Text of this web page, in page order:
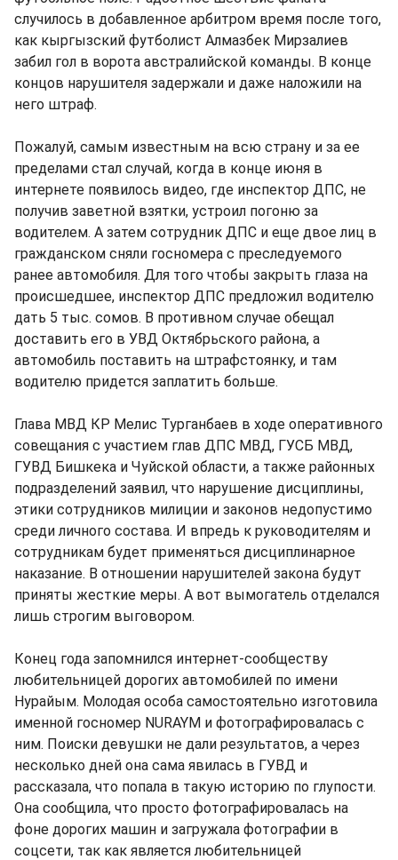
случилось в добавленное арбитром время после того,
как кыргызский футболист Алмазбек Мирзалиев
забил гол в ворота австралийской команды. В конце
концов нарушителя задержали и даже наложили на
него штраф.
Пожалуй, самым известным на всю страну и за ее
пределами стал случай, когда в конце июня в
интернете появилось видео, где инспектор ДПС, не
получив заветной взятки, устроил погоню за
водителем. А затем сотрудник ДПС и еще двое лиц в
гражданском сняли госномера с преследуемого
ранее автомобиля. Для того чтобы закрыть глаза на
происшедшее, инспектор ДПС предложил водителю
дать 5 тыс. сомов. В противном случае обещал
доставить его в УВД Октябрьского района, а
автомобиль поставить на штрафстоянку, и там
водителю придется заплатить больше.
Глава МВД КР Мелис Турганбаев в ходе оперативного
совещания с участием глав ДПС МВД, ГУСБ МВД,
ГУВД Бишкека и Чуйской области, а также районных
подразделений заявил, что нарушение дисциплины,
этики сотрудников милиции и законов недопустимо
среди личного состава. И впредь к руководителям и
сотрудникам будет применяться дисциплинарное
наказание. В отношении нарушителей закона будут
приняты жесткие меры. А вот вымогатель отделался
лишь строгим выговором.
Конец года запомнился интернет-сообществу
любительницей дорогих автомобилей по имени
Нурайым. Молодая особа самостоятельно изготовила
именной госномер NURAYM и фотографировалась с
ним. Поиски девушки не дали результатов, а через
несколько дней она сама явилась в ГУВД и
рассказала, что попала в такую историю по глупости.
Она сообщила, что просто фотографировалась на
фоне дорогих машин и загружала фотографии в
соцсети, так как является любительницей